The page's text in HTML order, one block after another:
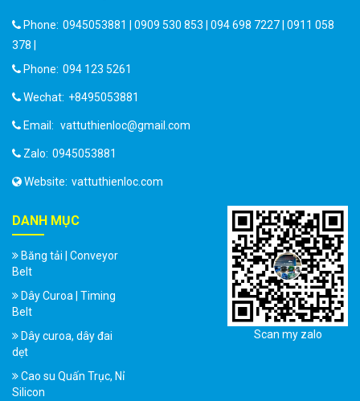
Phone: 0945053881 | 0909 530 853 | 094 698 7227 | 0911 058
378 |
Phone: 094 123 5261
Wechat: +8495053881
Email: vattuthienloc@gmail.com
Zalo: 0945053881
Website: vattuthienloc.com
DANH MỤC
Băng tải | Conveyor
Belt
Dây Curoa | Timing
Belt
Dây curoa, dây đai
dẹt
Cao su Quấn Trục, Nỉ
Silicon
Scan my zalo